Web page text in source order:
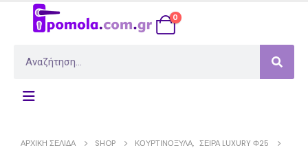
0
ΑΡΧΙΚΉ ΣΕΛΊΔΑ SHOP ΚΟΥΡΤΙΝΌΞΥΛΑ, ΣΕΙΡΆ LUXURY Φ25